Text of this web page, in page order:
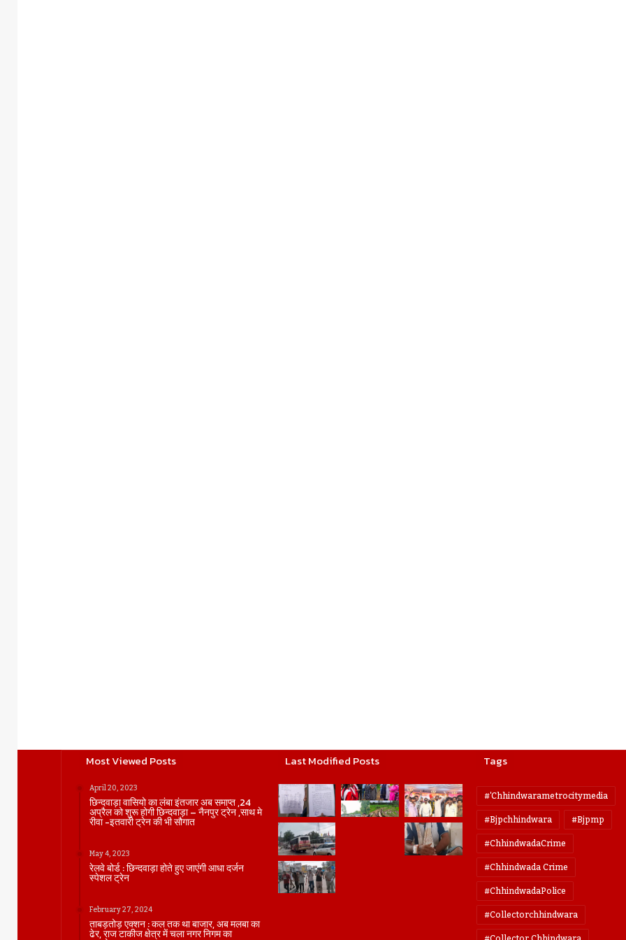
Most Viewed Posts
April 20, 2023
छिन्दवाड़ा वासियो का लंबा इंतजार अब समाप्त ,24
अप्रैल को शुरू होगी छिन्दवाड़ा – नैनपुर ट्रेन ,साथ मे
रीवा -इतवारी ट्रेन की भी सौगात
May 4, 2023
रेलवे बोर्ड : छिन्दवाड़ा होते हुए जाएंगी आधा दर्जन
स्पेशल ट्रेन
February 27, 2024
ताबड़तोड़ एक्शन : कल तक था बाजार, अब मलबा का
ढेर, राज टाकीज क्षेत्र में चला नगर निगम का
Last Modified Posts Tags
#'chhindwarametrocitymedia
#bjpchhindwara
#bjpmp
#ChhindwadaCrime
#Chhindwada Crime
#ChhindwadaPolice
#collectorchhindwara